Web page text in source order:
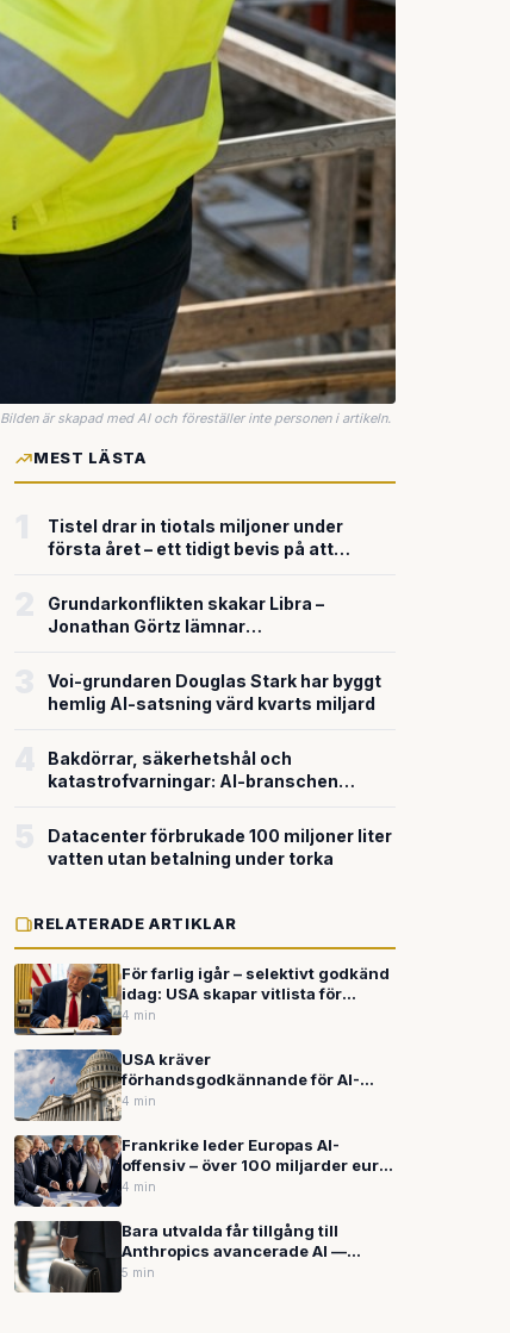
Bilden är skapad med AI och föreställer inte personen i artikeln.
MEST LÄSTA
Tistel drar in tiotals miljoner under
första året – ett tidigt bevis på att
försvarsteknik
Grundarkonflikten skakar Libra –
Jonathan Görtz lämnar
miljardvärderingen
Voi-grundaren Douglas Stark har byggt
hemlig AI-satsning värd kvarts miljard
Bakdörrar, säkerhetshål och
katastrofvarningar: AI-branschen
Datacenter förbrukade 100 miljoner liter
vatten utan betalning under torka
RELATERADE ARTIKLAR
För farlig igår – selektivt godkänd
idag: USA skapar vitlista för
omstridd AI-modell
4 min
USA kräver
förhandsgodkännande för AI-
lanseringar – OpenAI tvingas
modellgeneration GPT-5.6
4 min
Frankrike leder Europas AI-
offensiv – över 100 miljarder euro
utlovade för att minska beroendet
4 min
Bara utvalda får tillgång till
Anthropics avancerade AI —
Sydkorea förlorade åtkomst på
5 min